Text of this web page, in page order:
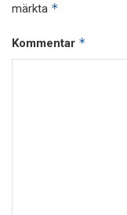
märkta *
Kommentar *